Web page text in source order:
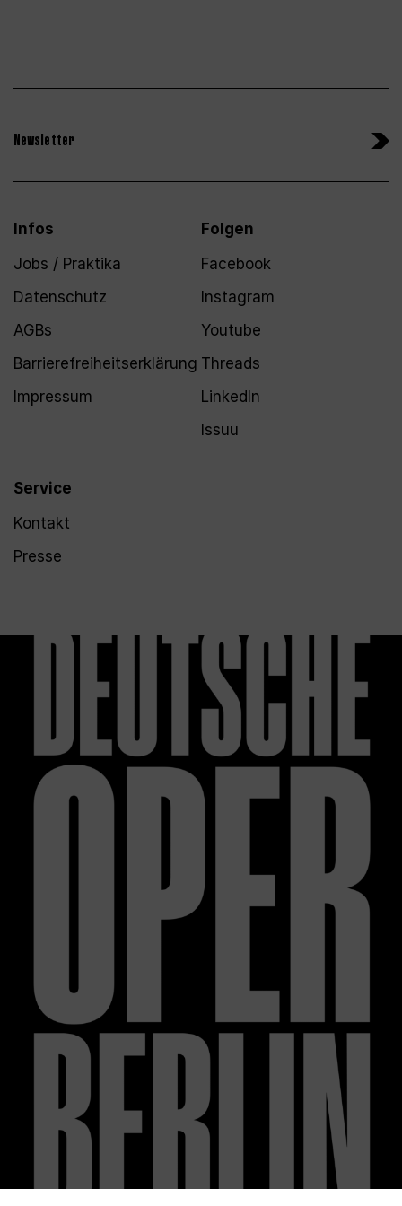
Newsletter
Infos
Jobs / Praktika
Datenschutz
AGBs
Barrierefreiheitserklärung
Impressum
Service
Kontakt
Presse
Folgen
Facebook
Instagram
Youtube
Threads
LinkedIn
Issuu